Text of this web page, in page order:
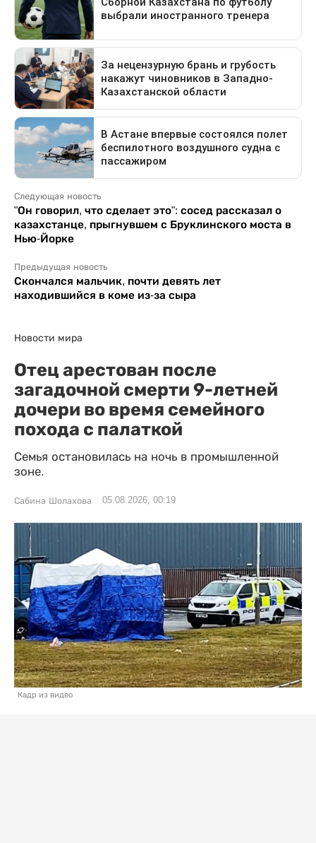
Следующая новость
"Он говорил, что сделает это": сосед рассказал о
казахстанце, прыгнувшем с Бруклинского моста в
Нью-Йорке
Предыдущая новость
Скончался мальчик, почти девять лет
находившийся в коме из-за сыра
Новости мира
Отец арестован после
загадочной смерти 9-летней
дочери во время семейного
похода с палаткой
Семья остановилась на ночь в промышленной
зоне.
Сабина Шолахова 05.08.2026, 00:19
Кадр из видео